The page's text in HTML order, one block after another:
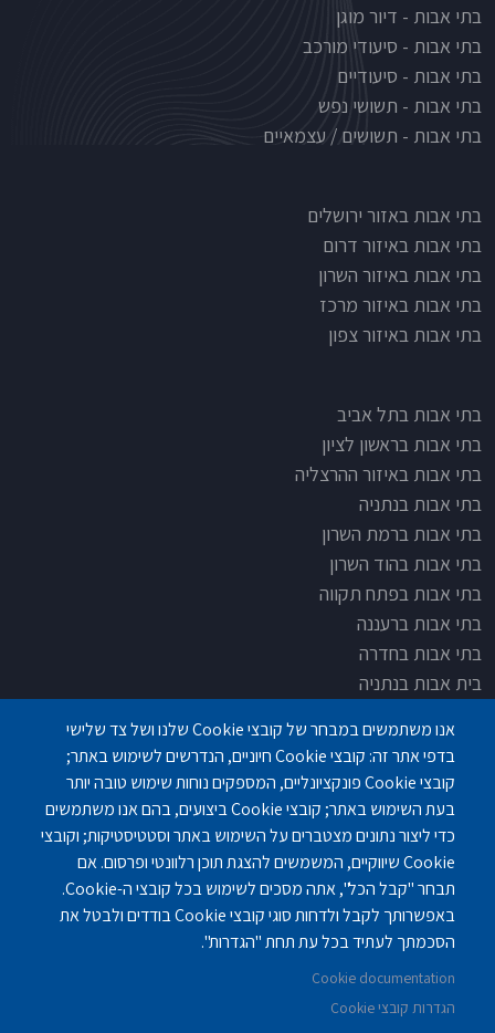
בתי אבות - דיור מוגן
בתי אבות - סיעודי מורכב
בתי אבות - סיעודיים
בתי אבות - תשושי נפש
בתי אבות - תשושים / עצמאיים
בתי אבות לפי אזורים
בתי אבות באזור ירושלים
בתי אבות באיזור דרום
בתי אבות באיזור השרון
בתי אבות באיזור מרכז
בתי אבות באיזור צפון
בתי אבות בתל אביב
בתי אבות בראשון לציון
בתי אבות באיזור ההרצליה
בתי אבות בנתניה
בתי אבות ברמת השרון
בתי אבות בהוד השרון
בתי אבות בפתח תקווה
בתי אבות ברעננה
בתי אבות בחדרה
בית אבות בנתניה
בית אבות בפתח תקוה
בית בלב כפר סבא
בית אבות בחיפה
פנחס לבון 18 ,לב יסמין, קומה-2, נתניה
077-5420695
אנו משתמשים במבחר של קובצי Cookie שלנו ושל צד שלישי
בדפי אתר זה: קובצי Cookie חיוניים, הנדרשים לשימוש באתר;
קובצי Cookie פונקציונליים, המספקים נוחות שימוש טובה יותר
בעת השימוש באתר; קובצי Cookie ביצועים, בהם אנו משתמשים
כדי ליצור נתונים מצטברים על השימוש באתר וסטטיסטיקות; וקובצי
Cookie שיווקיים, המשמשים להצגת תוכן רלוונטי ופרסום. אם
תבחר "קבל הכל", אתה מסכים לשימוש בכל קובצי ה-Cookie.
באפשרותך לקבל ולדחות סוגי קובצי Cookie בודדים ולבטל את
הסכמתך לעתיד בכל עת תחת "הגדרות".
Cookie documentation
הגדרות קובצי Cookie